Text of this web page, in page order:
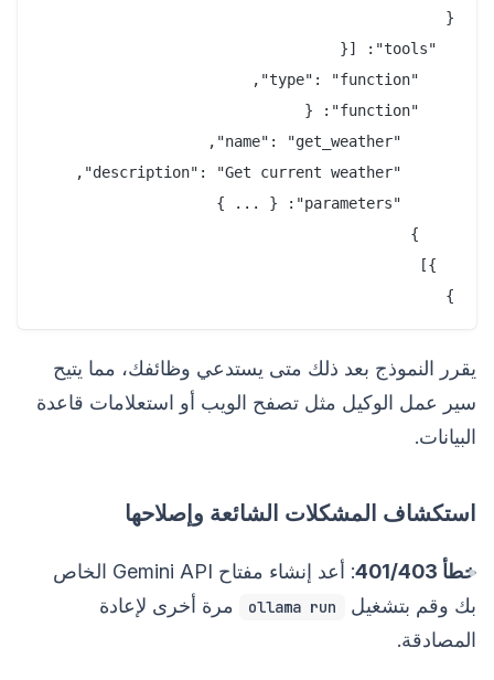
}
يقرر النموذج بعد ذلك متى يستدعي وظائفك، مما يتيح
سير عمل الوكيل مثل تصفح الويب أو استعلامات قاعدة
البيانات.
استكشاف المشكلات الشائعة وإصلاحها
خطأ 401/403
: أعد إنشاء مفتاح Gemini API الخاص
بك وقم بتشغيل
ollama run
مرة أخرى لإعادة
المصادقة.